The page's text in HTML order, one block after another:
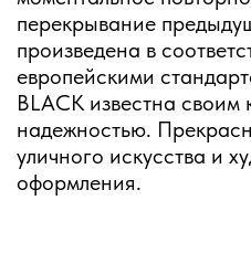
перекрывание
произведена в
европейскими
BLACK известна своим
надежностью.
уличного искусства и
оформления.